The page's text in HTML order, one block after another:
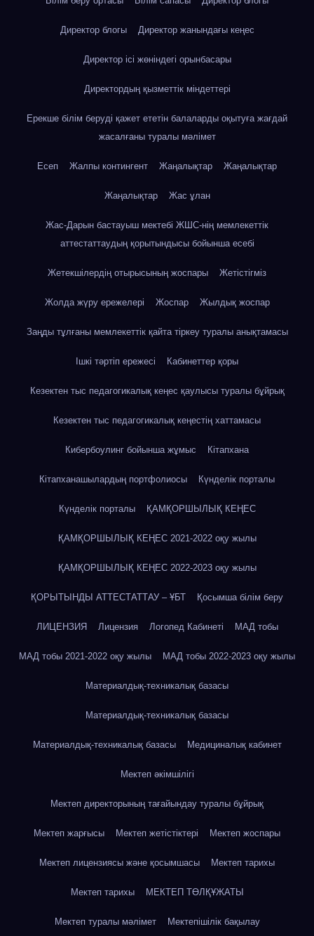
Директор блогы Директор жанындағы кеңес
Директор ісі жөніндегі орынбасары
Директордың қызметтік міндеттері
Ерекше білім беруді қажет ететін балаларды оқытуға жағдай
жасалғаны туралы мәлімет
Есеп Жалпы контингент Жаңалықтар Жаңалықтар
Жаңалықтар Жас ұлан
Жас-Дарын бастауыш мектебі ЖШС-нің мемлекеттік
аттестаттаудың қорытындысы бойынша есебі
Жетекшілердің отырысының жоспары Жетістігміз
Жолда жүру ережелері Жоспар Жылдық жоспар
Заңды тұлғаны мемлекеттік қайта тіркеу туралы анықтамасы
Ішкі тәртіп ережесі Кабинеттер қоры
Кезектен тыс педагогикалық кеңес қаулысы туралы бұйрық
Кезектен тыс педагогикалық кеңестің хаттамасы
Кибербоулинг бойынша жұмыс Кітапхана
Кітапханашылардың портфолиосы Күнделік порталы
Күнделік порталы ҚАМҚОРШЫЛЫҚ КЕҢЕС
ҚАМҚОРШЫЛЫҚ КЕҢЕС 2021-2022 оқу жылы
ҚАМҚОРШЫЛЫҚ КЕҢЕС 2022-2023 оқу жылы
ҚОРЫТЫНДЫ АТТЕСТАТТАУ – ҰБТ Қосымша білім беру
ЛИЦЕНЗИЯ Лицензия Логопед Кабинеті МАД тобы
МАД тобы 2021-2022 оқу жылы МАД тобы 2022-2023 оқу жылы
Материалдық-техникалық базасы
Материалдық-техникалық базасы
Материалдық-техникалық базасы Медициналық кабинет
Мектеп әкімшілігі
Мектеп директорының тағайындау туралы бұйрық
Мектеп жарғысы Мектеп жетістіктері Мектеп жоспары
Мектеп лицензиясы және қосымшасы Мектеп тарихы
Мектеп тарихы МЕКТЕП ТӨЛҚҰЖАТЫ
Мектеп туралы мәлімет Мектепішілік бақылау